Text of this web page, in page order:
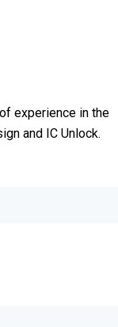
experience in the
and IC Unlock.